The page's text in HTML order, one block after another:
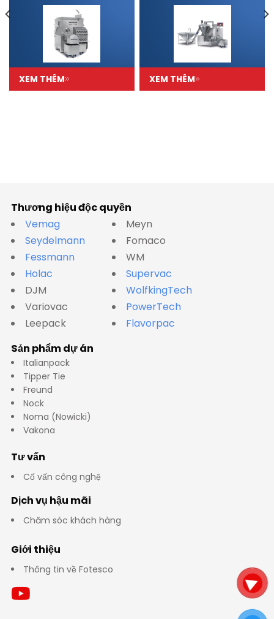
XEM THÊM XEM THÊM
Thương hiệu độc quyền
Vemag
Seydelmann
Fessmann
Holac
DJM
Variovac
Leepack
Meyn
Fomaco
WM
Supervac
WolfkingTech
PowerTech
Flavorpac
Sản phẩm dự án
Italianpack
Tipper Tie
Freund
Nock
Noma (Nowicki)
Vakona
Tư vấn
Cố vấn công nghệ
Dịch vụ hậu mãi
Chăm sóc khách hàng
Giới thiệu
Thông tin về Fotesco